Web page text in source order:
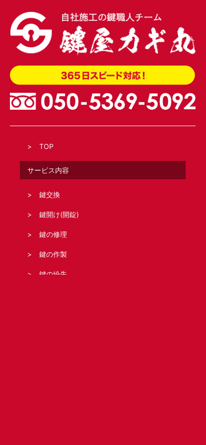
2026.04.02
玄関引き戸のトステム錠でKH-208を交換
TOP
サービス内容
鍵交換
鍵開け(開錠)
鍵の修理
鍵の作製
鍵の紛失